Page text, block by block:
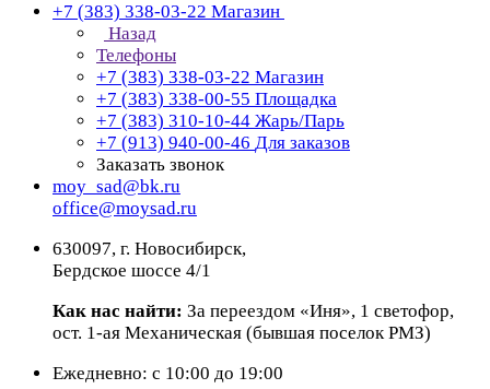
+7 (383) 338-03-22 Магазин
Назад
Телефоны
+7 (383) 338-03-22 Магазин
+7 (383) 338-00-55 Площадка
+7 (383) 310-10-44 Жарь/Парь
+7 (913) 940-00-46 Для заказов
Заказать звонок
moy_sad@bk.ru
office@moysad.ru
630097, г. Новосибирск,
Бердское шоссе 4/1
Как нас найти: За переездом «Иня», 1 светофор,
ост. 1-ая Механическая (бывшая поселок РМЗ)
Ежедневно: с 10:00 до 19:00